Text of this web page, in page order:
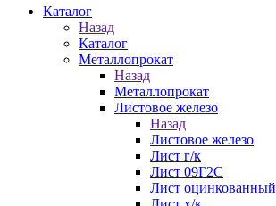
Каталог
Назад
Каталог
Металлопрокат
Назад
Металлопрокат
Листовое железо
Назад
Листовое железо
Лист г/к
Лист 09Г2С
Лист оцинкованный